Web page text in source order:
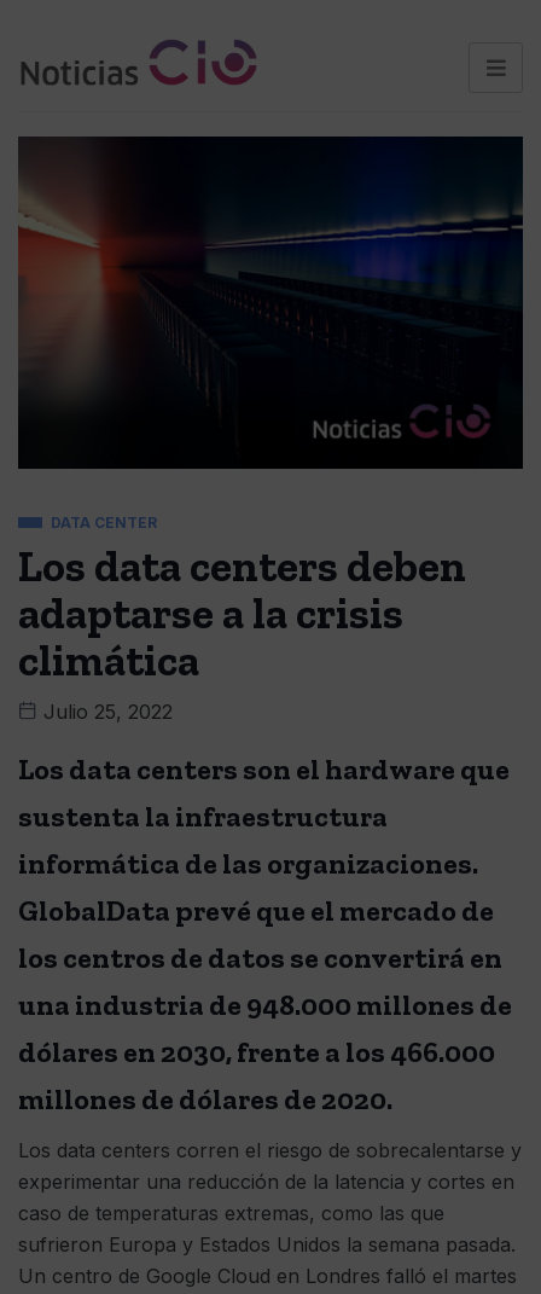
DATA CENTER
Los data centers deben
adaptarse a la crisis
climática
Julio 25, 2022
Los data centers son el hardware que
sustenta la infraestructura
informática de las organizaciones.
GlobalData prevé que el mercado de
los centros de datos se convertirá en
una industria de 948.000 millones de
dólares en 2030, frente a los 466.000
millones de dólares de 2020.
Los data centers corren el riesgo de sobrecalentarse y
experimentar una reducción de la latencia y cortes en
caso de temperaturas extremas, como las que
sufrieron Europa y Estados Unidos la semana pasada.
Un centro de Google Cloud en Londres falló el martes